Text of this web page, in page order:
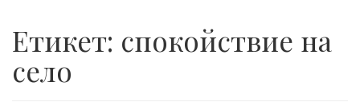
Етикет: спокойствие на
село